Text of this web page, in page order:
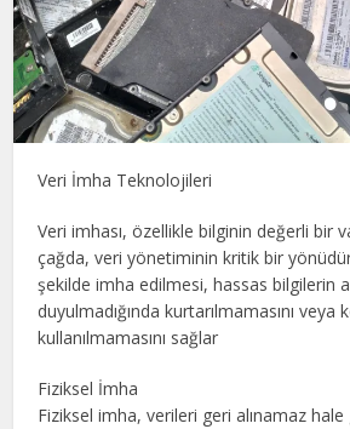
Veri İmha Teknolojileri
Veri imhası, özellikle bilginin değerli bir
çağda, veri yönetiminin kritik bir
şekilde imha edilmesi, hassas bilgilerin
duyulmadığında kurtarılmamasını veya
kullanılmamasını sağlar
Fiziksel İmha
Fiziksel imha, verileri geri alınamaz